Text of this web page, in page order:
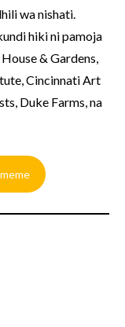
wa nishati.
hiki ni pamoja
& Gardens,
Cincinnati Art
Duke Farms, na